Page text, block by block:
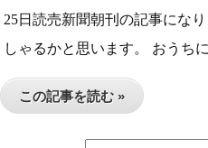
25日読売新聞朝刊の記事にな
しゃるかと思います。 おうち
この記事を読む »